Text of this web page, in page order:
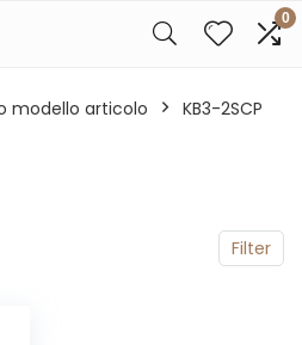
0
modello articolo ‎KB3-2SCP
Filter